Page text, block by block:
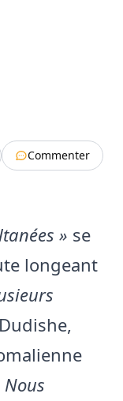
Commenter
» se
longeant
Nous